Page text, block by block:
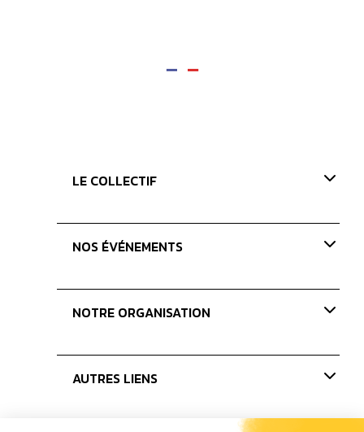
LE COLLECTIF
Présentation
Nos missions
NOS ÉVÉNEMENTS
Les concours
NOTRE ORGANISATION
AUTRES LIENS